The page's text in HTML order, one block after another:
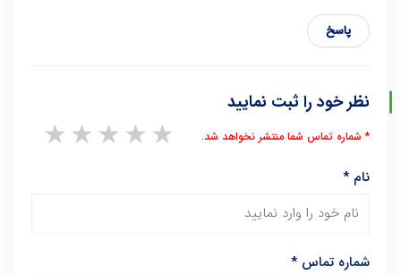
پاسخ
نظر خود را ثبت نمایید
5 stars
4 stars
3 stars
2 stars * شماره تماس شما منتشر نخواهد شد.
نام*
شماره تماس*